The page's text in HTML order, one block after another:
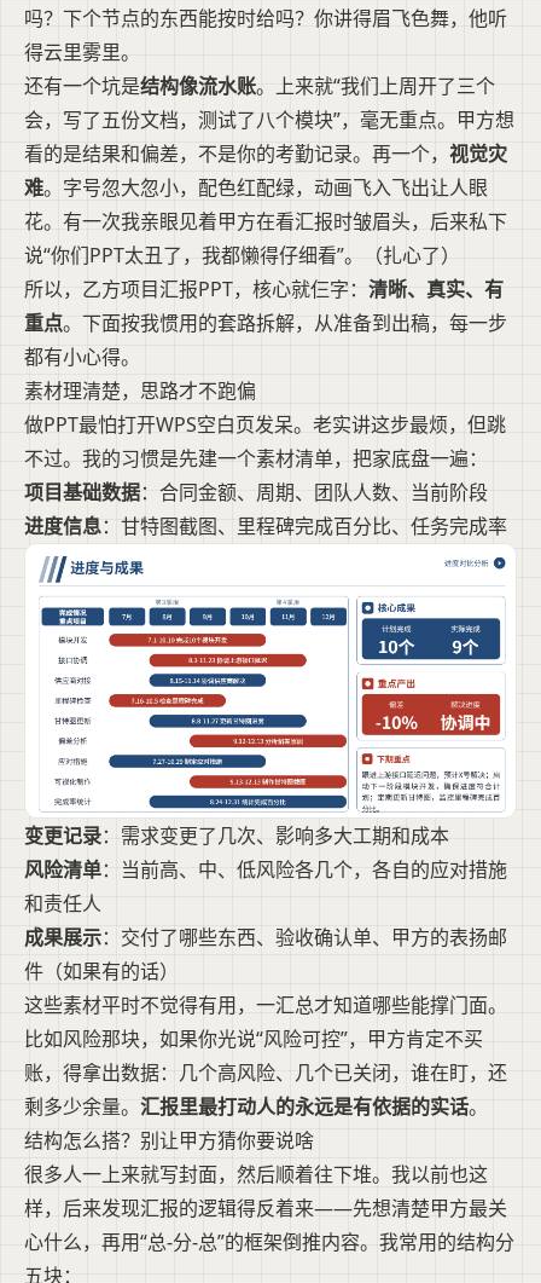
吗？下个节点的东西能按时给吗？你讲得眉飞色舞，他听
得云里雾里。
还有一个坑是结构像流水账。上来就“我们上周开了三个
会，写了五份文档，测试了八个模块”，毫无重点。甲方想
看的是结果和偏差，不是你的考勤记录。再一个， 视觉灾
难。字号忽大忽小，配色红配绿，动画飞入飞出让人眼
花。有一次我亲眼见着甲方在看汇报时皱眉头，后来私下
说“你们PPT太丑了，我都懒得仔细看”。（扎心了）
所以，乙方项目汇报PPT，核心就仨字： 清晰、真实、有
重点。下面按我惯用的套路拆解，从准备到出稿，每一步
都有小心得。
素材理清楚，思路才不跑偏
做PPT最怕打开WPS空白页发呆。老实讲这步最烦，但跳
不过。我的习惯是先建一个素材清单，把家底盘一遍：
项目基础数据：合同金额、周期、团队人数、当前阶段
进度信息：甘特图截图、里程碑完成百分比、任务完成率
变更记录：需求变更了几次、影响多大工期和成本
风险清单：当前高、中、低风险各几个，各自的应对措施
和责任人
成果展示：交付了哪些东西、验收确认单、甲方的表扬邮
件（如果有的话）
这些素材平时不觉得有用，一汇总才知道哪些能撑门面。
比如风险那块，如果你光说“风险可控”，甲方肯定不买
账，得拿出数据：几个高风险、几个已关闭，谁在盯，还
剩多少余量。 汇报里最打动人的永远是有依据的实话。
结构怎么搭？别让甲方猜你要说啥
很多人一上来就写封面，然后顺着往下堆。我以前也这
样，后来发现汇报的逻辑得反着来——先想清楚甲方最关
心什么，再用“总-分-总”的框架倒推内容。我常用的结构分
五块：